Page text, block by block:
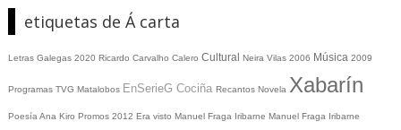
etiquetas de Á carta
Letras Galegas 2020 Ricardo Carvalho Calero Cultural Neira Vilas 2006 Música 2009
Programas TVG Matalobos EnSerieG Cociña Recantos Novela Xabarín
Poesía Ana Kiro Promos 2012 Era visto Manuel Fraga Iribarne Manuel Fraga Iribarne